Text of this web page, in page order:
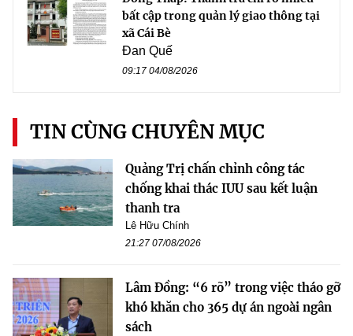
bất cập trong quản lý giao thông tại
xã Cái Bè
Đan Quế
09:17 04/08/2026
TIN CÙNG CHUYÊN MỤC
Quảng Trị chấn chỉnh công tác
chống khai thác IUU sau kết luận
thanh tra
Lê Hữu Chính
21:27 07/08/2026
Lâm Đồng: “6 rõ” trong việc tháo gỡ
khó khăn cho 365 dự án ngoài ngân
sách